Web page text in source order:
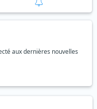
aux dernières nouvelles